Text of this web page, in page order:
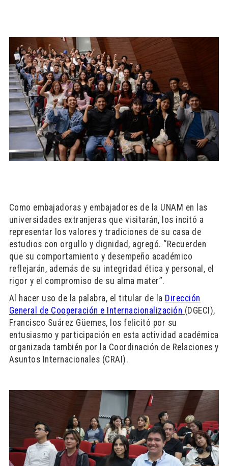
Como embajadoras y embajadores de la UNAM en las
universidades extranjeras que visitarán, los incitó a
representar los valores y tradiciones de su casa de
estudios con orgullo y dignidad, agregó. “Recuerden
que su comportamiento y desempeño académico
reflejarán, además de su integridad ética y personal, el
rigor y el compromiso de su alma mater”.
Al hacer uso de la palabra, el titular de la Dirección
General de Cooperación e Internacionalización (DGECI),
Francisco Suárez Güemes, los felicitó por su
entusiasmo y participación en esta actividad académica
organizada también por la Coordinación de Relaciones y
Asuntos Internacionales (CRAI).